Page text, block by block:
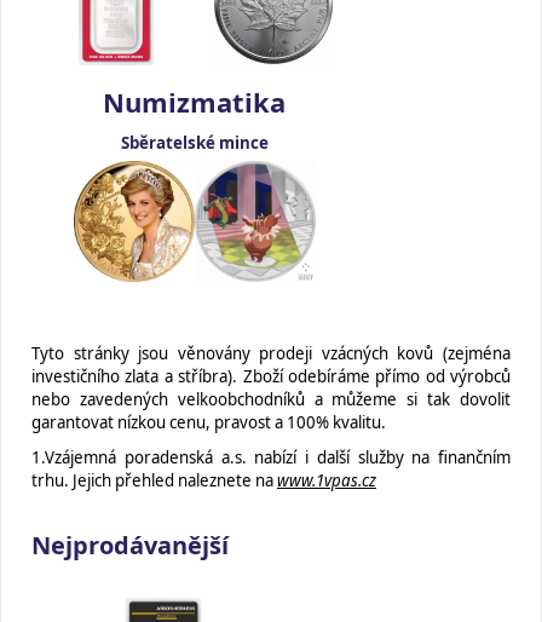
Numizmatika
Sběratelské mince
Tyto stránky jsou věnovány prodeji vzácných kovů (zejména
investičního zlata a stříbra). Zboží odebíráme přímo od výrobců
nebo zavedených velkoobchodníků a můžeme si tak dovolit
garantovat nízkou cenu, pravost a 100% kvalitu.
1.Vzájemná poradenská a.s. nabízí i další služby na finančním
trhu. Jejich přehled naleznete nawww.1vpas.cz
Nejprodávanější